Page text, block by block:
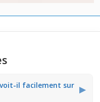
il facilement sur ▶